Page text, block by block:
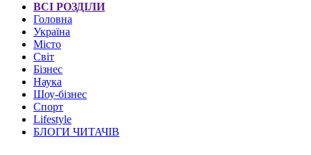
ВСІ РОЗДІЛИ
Головна
Україна
Місто
Світ
Бізнес
Наука
Шоу-бізнес
Спорт
Lifestyle
БЛОГИ ЧИТАЧІВ